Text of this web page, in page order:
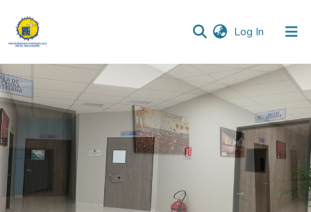
Log In (current)
Communities & Collections
All of DSpace
Statistics